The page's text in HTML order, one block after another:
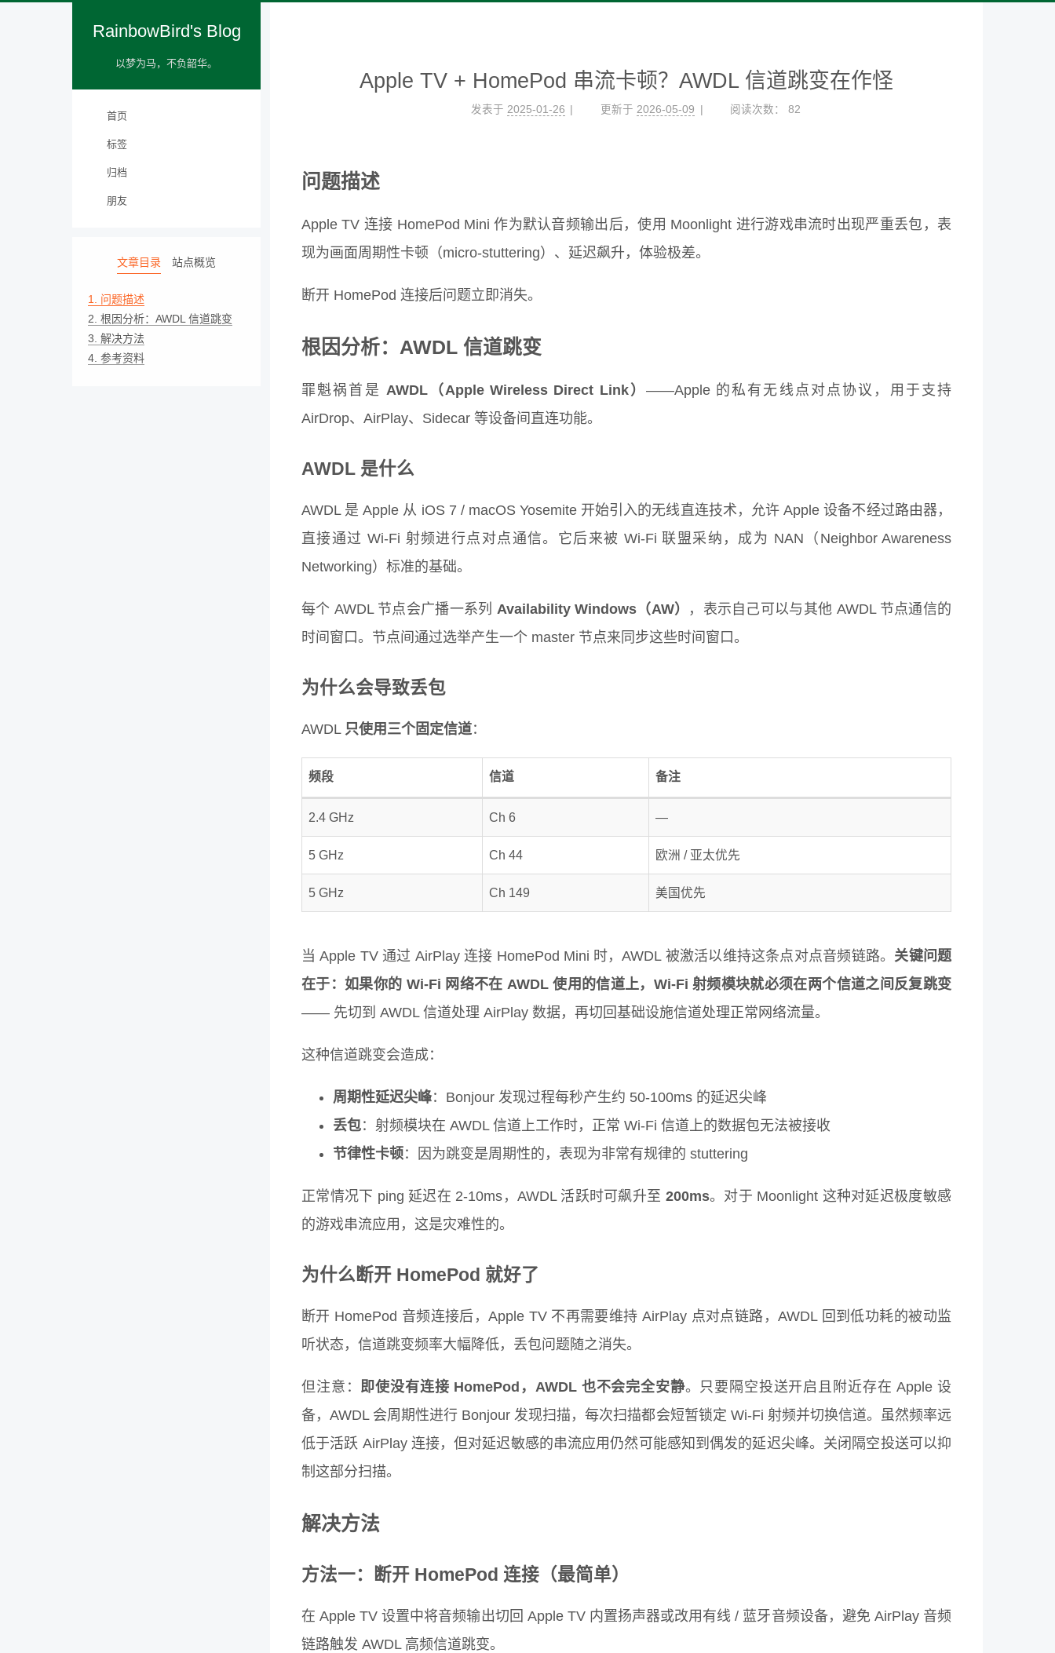
RainbowBird's Blog
以梦为马，不负韶华。
首页
标签
归档
朋友
文章目录 站点概览
1.
问题描述
2. 根因分析：AWDL 信道跳变
3. 解决方法
4. 参考资料
Apple TV + HomePod 串流卡顿？AWDL 信道跳变在作怪
发表于 2025-01-26 更新于 2026-05-09 阅读次数： 82
问题描述
Apple TV 连接 HomePod Mini 作为默认音频输出后，使用 Moonlight 进行游戏串流时出现严重丢包，表
现为画面周期性卡顿（micro-stuttering）、延迟飙升，体验极差。
断开 HomePod 连接后问题立即消失。
根因分析：AWDL 信道跳变
罪魁祸首是 AWDL（Apple Wireless Direct Link） ——Apple 的私有无线点对点协议，用于支持
AirDrop、AirPlay、Sidecar 等设备间直连功能。
AWDL 是什么
AWDL 是 Apple 从 iOS 7 / macOS Yosemite 开始引入的无线直连技术，允许 Apple 设备不经过路由器，
直接通过 Wi-Fi 射频进行点对点通信。它后来被 Wi-Fi 联盟采纳，成为 NAN（Neighbor Awareness
Networking）标准的基础。
每个 AWDL 节点会广播一系列 Availability Windows（AW）
，表示自己可以与其他 AWDL 节点通信的
时间窗口。节点间通过选举产生一个 master 节点来同步这些时间窗口。
为什么会导致丢包
AWDL 只使用三个固定信道：
频段 信道 备注
2.4 GHz Ch 6 —
5 GHz Ch 44 欧洲 / 亚太优先
5 GHz Ch 149 美国优先
当 Apple TV 通过 AirPlay 连接 HomePod Mini 时，AWDL 被激活以维持这条点对点音频链路。 关键问题
在于：如果你的 Wi-Fi 网络不在 AWDL 使用的信道上，Wi-Fi 射频模块就必须在两个信道之间反复跳变
—— 先切到 AWDL 信道处理 AirPlay 数据，再切回基础设施信道处理正常网络流量。
这种信道跳变会造成：
周期性延迟尖峰：Bonjour 发现过程每秒产生约 50-100ms 的延迟尖峰
丢包：射频模块在 AWDL 信道上工作时，正常 Wi-Fi 信道上的数据包无法被接收
节律性卡顿：因为跳变是周期性的，表现为非常有规律的 stuttering
正常情况下 ping 延迟在 2-10ms，AWDL 活跃时可飙升至 200ms。对于 Moonlight 这种对延迟极度敏感
的游戏串流应用，这是灾难性的。
为什么断开 HomePod 就好了
断开 HomePod 音频连接后，Apple TV 不再需要维持 AirPlay 点对点链路，AWDL 回到低功耗的被动监
听状态，信道跳变频率大幅降低，丢包问题随之消失。
但注意： 即使没有连接 HomePod，AWDL 也不会完全安静。只要隔空投送开启且附近存在 Apple 设
备，AWDL 会周期性进行 Bonjour 发现扫描，每次扫描都会短暂锁定 Wi-Fi 射频并切换信道。虽然频率远
低于活跃 AirPlay 连接，但对延迟敏感的串流应用仍然可能感知到偶发的延迟尖峰。关闭隔空投送可以抑
制这部分扫描。
解决方法
方法一：断开 HomePod 连接（最简单）
在 Apple TV 设置中将音频输出切回 Apple TV 内置扬声器或改用有线 / 蓝牙音频设备，避免 AirPlay 音频
链路触发 AWDL 高频信道跳变。